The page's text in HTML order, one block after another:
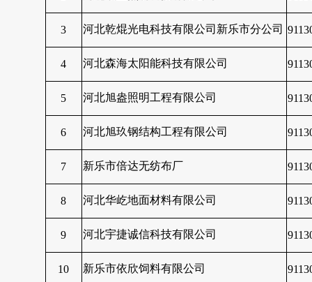
3 河北乾焜光电科技有限公司新乐市分公司
4 河北森海太阳能科技有限公司
5 河北旭盎照明工程有限公司
6 河北旭玖钢结构工程有限公司
7 新乐市倍达无纺布厂
8 河北华屹地面材料有限公司
9 河北宇捷诚信科技有限公司
10 新乐市依欣饲料有限公司